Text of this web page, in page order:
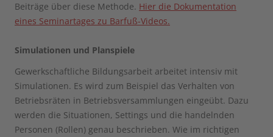
Beiträge über diese Methode. Hier die Dokumentation
eines Seminartages zu Barfuß-Videos.
Simulationen und Planspiele
Gewerkschaftliche Bildungsarbeit arbeitet intensiv mit
Simulationen. Es wird zum Beispiel das Verhalten von
Betriebsräten in Betriebsversammlungen eingeübt. Dazu
werden die Situationen, Settings und die handelnden
Personen (Rollen) genau beschrieben. Wie im richtigen